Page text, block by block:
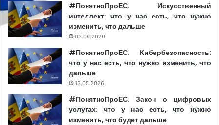
#ПонятноПроЕС. Искусственный
интеллект: что у нас есть, что нужно
изменить, что дальше
03.06.2026
#ПонятноПроЕС. Кибербезопасность:
что у нас есть, что нужно изменить, что
дальше
13.05.2026
#ПонятноПроЕС. Закон о цифровых
услугах: что у нас есть, что нужно
изменить, что будет дальше